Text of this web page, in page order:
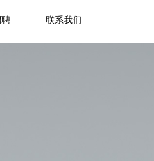
联系我们